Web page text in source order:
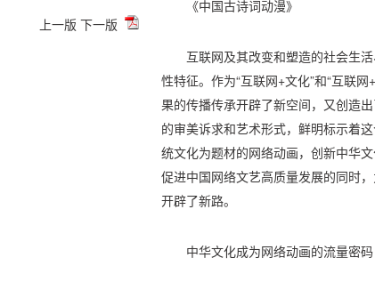
上一版 下一版
《中国古诗词动漫》
互联网及其改变和塑造的社会生
性特征。作为“互联网+文化”和“互联
果的传播传承开辟了新空间，又创造
的审美诉求和艺术形式，鲜明标示着
统文化为题材的网络动画，创新中华
促进中国网络文艺高质量发展的同时
开辟了新路。
中华文化成为网络动画的流量密码